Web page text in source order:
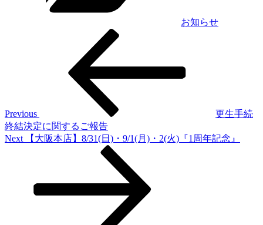
お知らせ
ゲ
ー
Previous
更生手続
終結決定に関するご報告
Next
Next 【大阪本店】8/31(日)・9/1(月)・2(火)『1周年記念』